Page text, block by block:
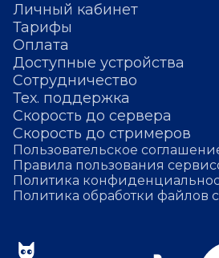
Личный кабинет
Тарифы
Оплата
Доступные устройства
Сотрудничество
Тех. поддержка
Скорость до сервера
Скорость до стримеров
Пользовательское
Правила пользования
Политика
Политика обработки файлов